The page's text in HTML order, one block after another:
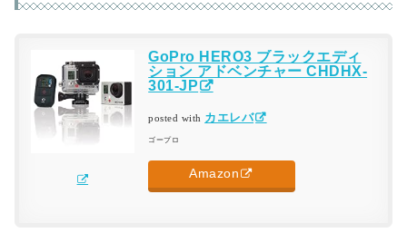
GoPro HERO3 ブラックエディ
ション アドベンチャー CHDHX-
301-JP
posted with カエレバ
ゴープロ
Amazon